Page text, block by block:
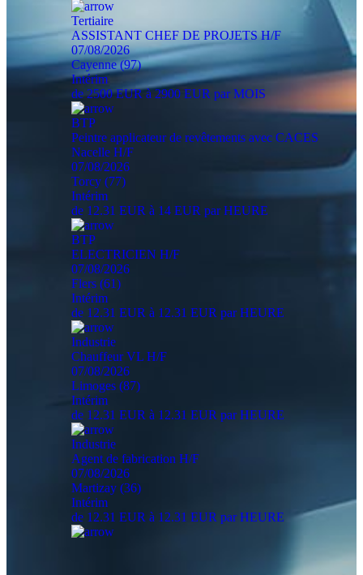
Tertiaire
ASSISTANT CHEF DE PROJETS H/F
07/08/2026
Cayenne (97)
Intérim
de 2500 EUR à 2900 EUR par MOIS
BTP
Peintre applicateur de revêtements avec CACES
Nacelle H/F
07/08/2026
Torcy (77)
Intérim
de 12.31 EUR à 14 EUR par HEURE
BTP
ELECTRICIEN H/F
07/08/2026
Flers (61)
Intérim
de 12.31 EUR à 12.31 EUR par HEURE
Industrie
Chauffeur VL H/F
07/08/2026
Limoges (87)
Intérim
de 12.31 EUR à 12.31 EUR par HEURE
Industrie
Agent de fabrication H/F
07/08/2026
Martizay (36)
Intérim
de 12.31 EUR à 12.31 EUR par HEURE